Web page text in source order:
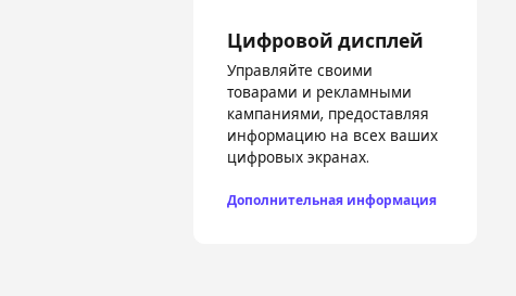
Цифровой дисплей
Управляйте своими
товарами и рекламными
кампаниями, предоставляя
информацию на всех ваших
цифровых экранах.
Дополнительная информация